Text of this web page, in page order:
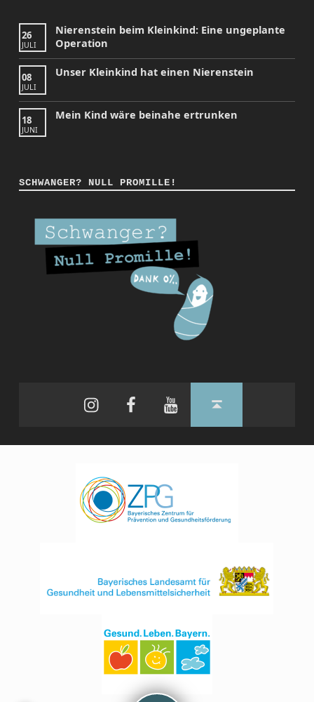
26
JULI
Nierenstein beim Kleinkind: Eine ungeplante
Operation
08
JULI
Unser Kleinkind hat einen Nierenstein
18
JUNI
Mein Kind wäre beinahe ertrunken
SCHWANGER? NULL PROMILLE!
FacebookYouTubeBack to top ↑